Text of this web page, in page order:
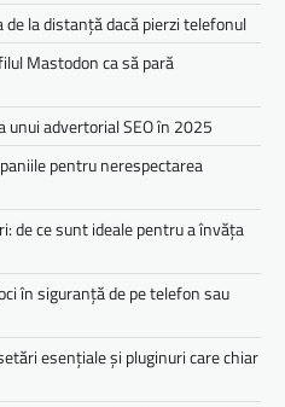
de la distanță dacă pierzi telefonul
Mastodon ca să pară
advertorial SEO în 2025
pentru nerespectarea
de ce sunt ideale pentru a învăța
în siguranță de pe telefon sau
esențiale și pluginuri care chiar